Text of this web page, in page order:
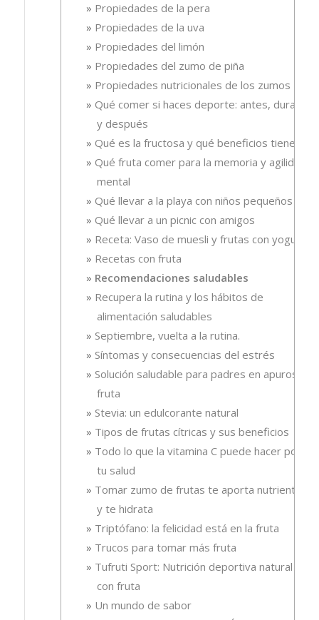
Propiedades de la pera
Propiedades de la uva
Propiedades del limón
Propiedades del zumo de piña
Propiedades nutricionales de los zumos
Qué comer si haces deporte: antes, durante
y después
Qué es la fructosa y qué beneficios tiene
Qué fruta comer para la memoria y agilidad
mental
Qué llevar a la playa con niños pequeños
Qué llevar a un picnic con amigos
Receta: Vaso de muesli y frutas con yogur.
Recetas con fruta
Recomendaciones saludables
Recupera la rutina y los hábitos de
alimentación saludables
Septiembre, vuelta a la rutina.
Síntomas y consecuencias del estrés
Solución saludable para padres en apuros, la
fruta
Stevia: un edulcorante natural
Tipos de frutas cítricas y sus beneficios
Todo lo que la vitamina C puede hacer por
tu salud
Tomar zumo de frutas te aporta nutrientes
y te hidrata
Triptófano: la felicidad está en la fruta
Trucos para tomar más fruta
Tufruti Sport: Nutrición deportiva natural
con fruta
Un mundo de sabor